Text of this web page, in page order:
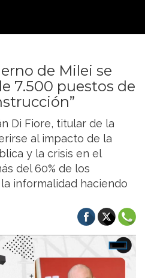
de Milei se
7.500 puestos de
Di Fiore, titular de la
al impacto de la
y la crisis en el
del 60% de los
informalidad haciendo